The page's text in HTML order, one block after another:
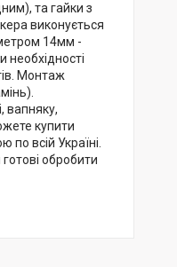
та гайки з
виконується
14мм -
Монтаж
вапняку,
купити
всій Україні.
обробити